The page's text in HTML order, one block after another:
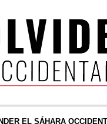
EL SÁHARA